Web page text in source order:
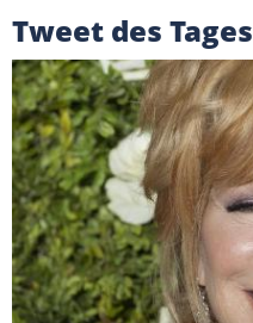
Tweet des Tages